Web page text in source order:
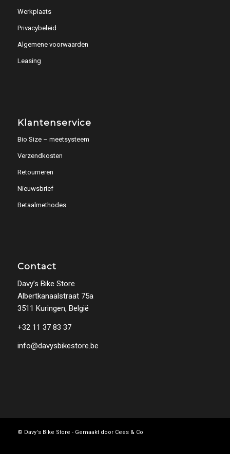
Werkplaats
Privacybeleid
Algemene voorwaarden
Leasing
Klantenservice
Bio Size – meetsysteem
Verzendkosten
Retourneren
Nieuwsbrief
Betaalmethodes
Contact
Davy’s Bike Store
Albertkanaalstraat 75a
3511 Kuringen, België
+32 11 37 83 37
info@davysbikestore.be
© Davy's Bike Store - Gemaakt door Cees & Co